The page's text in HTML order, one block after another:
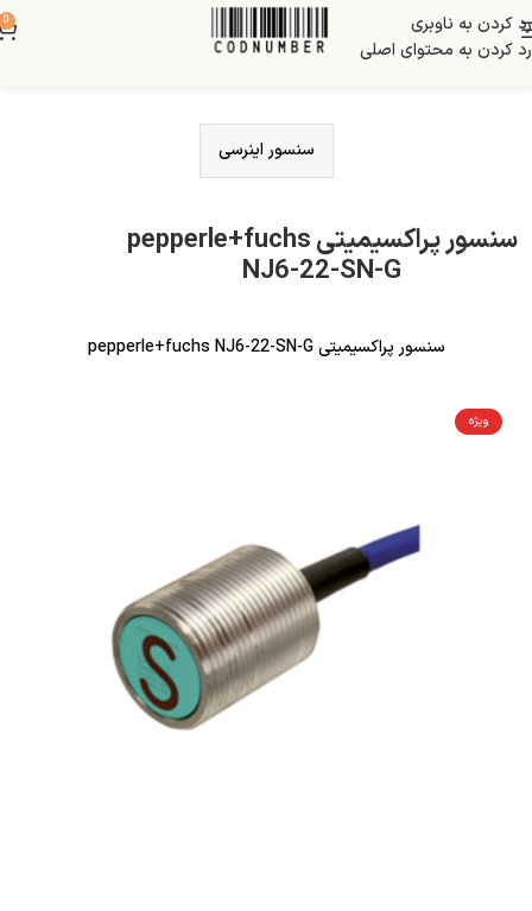
رد کردن به ناوبری
رد کردن به محتوای اصلی
0
سنسور اینرسی
سنسور پراکسیمیتی pepperle+fuchs
NJ6-22-SN-G
سنسور پراکسیمیتی pepperle+fuchs NJ6-22-SN-G
ویژه